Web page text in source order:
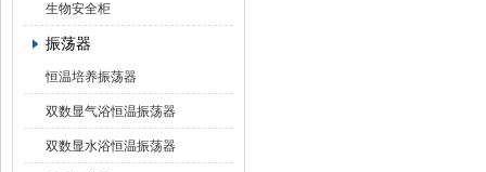
生物安全柜
振荡器
恒温培养振荡器
双数显气浴恒温振荡器
双数显水浴恒温振荡器